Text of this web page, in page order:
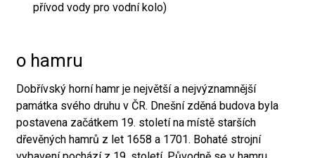
přívod vody pro vodní kolo)
o hamru
Dobřívský horní hamr je největší a nejvýznamnější
památka svého druhu v ČR. Dnešní zděná budova byla
postavena začátkem 19. století na místě starších
dřevěných hamrů z let 1658 a 1701. Bohaté strojní